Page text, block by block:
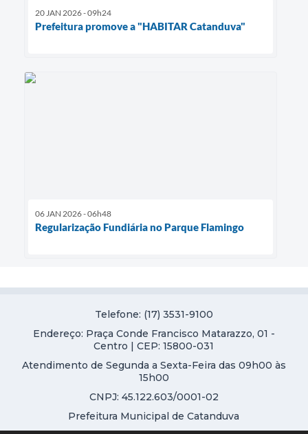
20 JAN 2026 - 09h24
Prefeitura promove a "HABITAR Catanduva"
06 JAN 2026 - 06h48
Regularização Fundiária no Parque Flamingo
Telefone: (17) 3531-9100
Endereço: Praça Conde Francisco Matarazzo, 01 -
Centro | CEP: 15800-031
Atendimento de Segunda a Sexta-Feira das 09h00 às
15h00
CNPJ: 45.122.603/0001-02
Prefeitura Municipal de Catanduva